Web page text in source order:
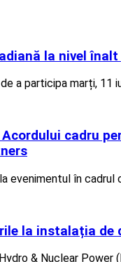
la nivel
a participa marți, 11
Acordului cadru
evenimentul în cadrul
la instalația de
& Nuclear Power